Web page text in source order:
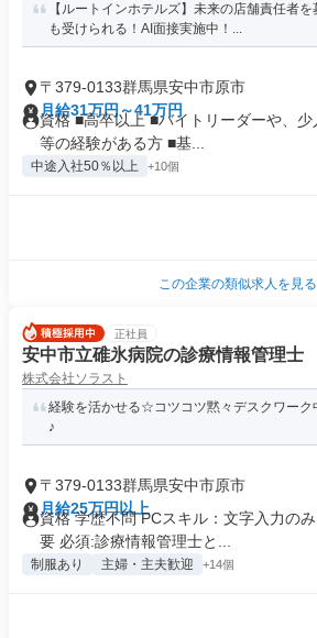
【ルートインホテルズ】未来の店舗責任者
も受けられる！AI面接実施中！...
〒379-0133群馬県安中市原市
月給31万円～41万円
資格 ■高卒以上 ■バイトリーダーや、
等の経験がある方 ■基...
中途入社50％以上 +10個
この企業の類似求人を見る
正社員
安中市立碓氷病院の診療情報管理士
株式会社ソラスト
経験を活かせる☆コツコツ黙々デスクワーク
♪
〒379-0133群馬県安中市原市
月給25万円以上
資格 学歴不問 PCスキル：文字入力の
要 必須:診療情報管理士と...
制服あり 主婦・主夫歓迎 +14個